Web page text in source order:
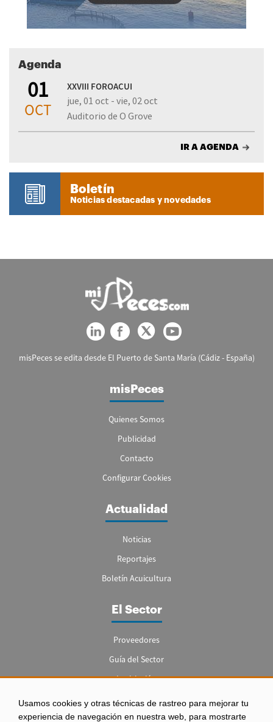
Usamos cookies y otras técnicas de rastreo para mejorar tu
experiencia de navegación en nuestra web, para mostrarte
Agenda
01
OCT
XXVIII FOROACUI
jue, 01 oct - vie, 02 oct
Auditorio de O Grove
IR A AGENDA
Boletín
Noticias destacadas y novedades
misPeces se edita desde El Puerto de Santa María (Cádiz - España)
misPeces
Quienes Somos
Publicidad
Contacto
Configurar Cookies
Actualidad
Noticias
Reportajes
Boletín Acuicultura
El Sector
Proveedores
Guía del Sector
Legislación
Empleo